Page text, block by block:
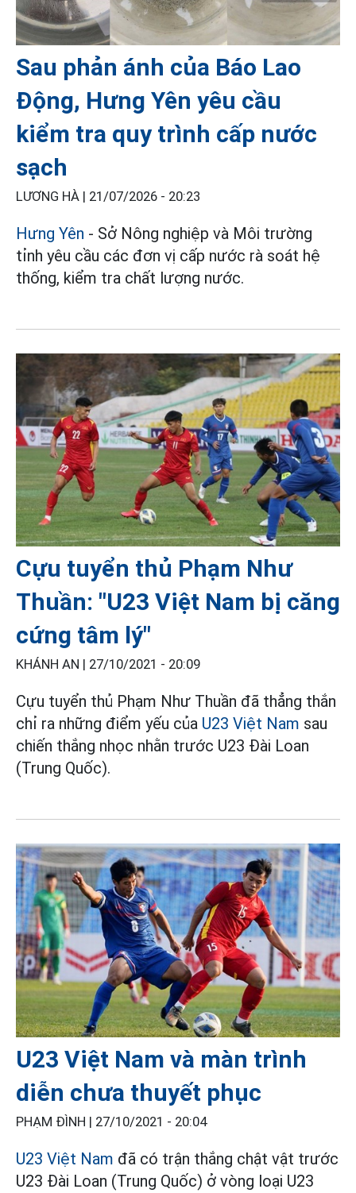
Sau phản ánh của Báo Lao
Động, Hưng Yên yêu cầu
kiểm tra quy trình cấp nước
sạch
LƯƠNG HÀ | 21/07/2026 - 20:23
Hưng Yên - Sở Nông nghiệp và Môi trường
tỉnh yêu cầu các đơn vị cấp nước rà soát hệ
thống, kiểm tra chất lượng nước.
Cựu tuyển thủ Phạm Như
Thuần: "U23 Việt Nam bị căng
cứng tâm lý"
KHÁNH AN | 27/10/2021 - 20:09
Cựu tuyển thủ Phạm Như Thuần đã thẳng thắn
chỉ ra những điểm yếu của U23 Việt Nam sau
chiến thắng nhọc nhằn trước U23 Đài Loan
(Trung Quốc).
U23 Việt Nam và màn trình
diễn chưa thuyết phục
PHẠM ĐÌNH | 27/10/2021 - 20:04
U23 Việt Nam đã có trận thắng chật vật trước
U23 Đài Loan (Trung Quốc) ở vòng loại U23